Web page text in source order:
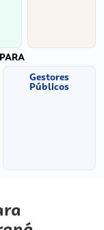
Gestores
Públicos